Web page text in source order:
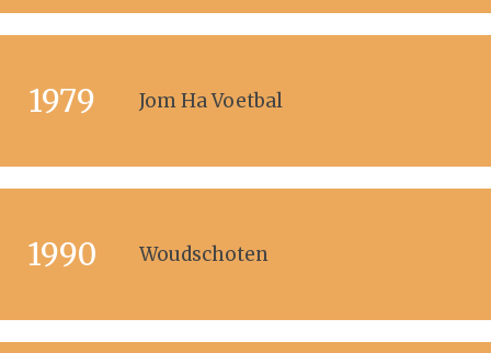
1979 Jom Ha Voetbal
1990 Woudschoten